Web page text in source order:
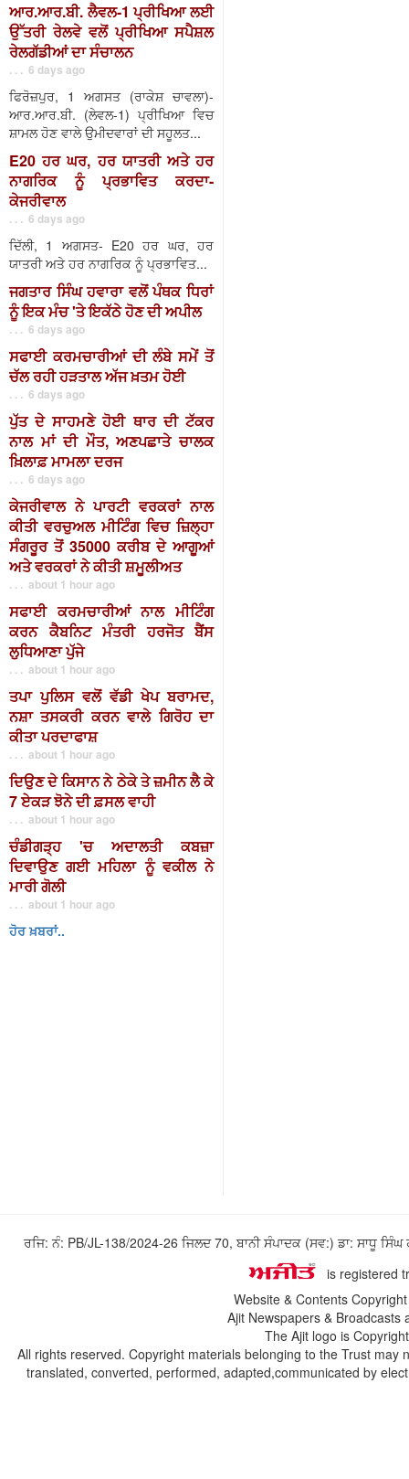
ਆਰ.ਆਰ.ਬੀ. ਲੈਵਲ-1 ਪ੍ਰੀਖਿਆ ਲਈ
ਉੱਤਰੀ ਰੇਲਵੇ ਵਲੋਂ ਪ੍ਰੀਖਿਆ ਸਪੈਸ਼ਲ
ਰੇਲਗੱਡੀਆਂ ਦਾ ਸੰਚਾਲਨ
. . . 6 days ago
ਫਿਰੋਜ਼ਪੁਰ, 1 ਅਗਸਤ (ਰਾਕੇਸ਼ ਚਾਵਲਾ)-
ਆਰ.ਆਰ.ਬੀ. (ਲੇਵਲ-1) ਪ੍ਰੀਖਿਆ ਵਿਚ
ਸ਼ਾਮਲ ਹੋਣ ਵਾਲੇ ਉਮੀਦਵਾਰਾਂ ਦੀ ਸਹੂਲਤ...
E20 ਹਰ ਘਰ, ਹਰ ਯਾਤਰੀ ਅਤੇ ਹਰ
ਨਾਗਰਿਕ ਨੂੰ ਪ੍ਰਭਾਵਿਤ ਕਰਦਾ-
ਕੇਜਰੀਵਾਲ
. . . 6 days ago
ਦਿੱਲੀ, 1 ਅਗਸਤ- E20 ਹਰ ਘਰ, ਹਰ
ਯਾਤਰੀ ਅਤੇ ਹਰ ਨਾਗਰਿਕ ਨੂੰ ਪ੍ਰਭਾਵਿਤ...
ਜਗਤਾਰ ਸਿੰਘ ਹਵਾਰਾ ਵਲੋਂ ਪੰਥਕ ਧਿਰਾਂ
ਨੂੰ ਇਕ ਮੰਚ 'ਤੇ ਇਕੱਠੇ ਹੋਣ ਦੀ ਅਪੀਲ
. . . 6 days ago
ਸਫਾਈ ਕਰਮਚਾਰੀਆਂ ਦੀ ਲੰਬੇ ਸਮੇਂ ਤੋਂ
ਚੱਲ ਰਹੀ ਹੜਤਾਲ ਅੱਜ ਖ਼ਤਮ ਹੋਈ
. . . 6 days ago
ਪੁੱਤ ਦੇ ਸਾਹਮਣੇ ਹੋਈ ਥਾਰ ਦੀ ਟੱਕਰ
ਨਾਲ ਮਾਂ ਦੀ ਮੌਤ, ਅਣਪਛਾਤੇ ਚਾਲਕ
ਖ਼ਿਲਾਫ਼ ਮਾਮਲਾ ਦਰਜ
. . . 6 days ago
ਕੇਜਰੀਵਾਲ ਨੇ ਪਾਰਟੀ ਵਰਕਰਾਂ ਨਾਲ
ਕੀਤੀ ਵਰਚੁਅਲ ਮੀਟਿੰਗ ਵਿਚ ਜ਼ਿਲ੍ਹਾ
ਸੰਗਰੂਰ ਤੋਂ 35000 ਕਰੀਬ ਦੇ ਆਗੂਆਂ
ਅਤੇ ਵਰਕਰਾਂ ਨੇ ਕੀਤੀ ਸ਼ਮੂਲੀਅਤ
. . . about 1 hour ago
ਸਫਾਈ ਕਰਮਚਾਰੀਆਂ ਨਾਲ ਮੀਟਿੰਗ
ਕਰਨ ਕੈਬਨਿਟ ਮੰਤਰੀ ਹਰਜੋਤ ਬੈਂਸ
ਲੁਧਿਆਣਾ ਪੁੱਜੇ
. . . about 1 hour ago
ਤਪਾ ਪੁਲਿਸ ਵਲੋਂ ਵੱਡੀ ਖੇਪ ਬਰਾਮਦ,
ਨਸ਼ਾ ਤਸਕਰੀ ਕਰਨ ਵਾਲੇ ਗਿਰੋਹ ਦਾ
ਕੀਤਾ ਪਰਦਾਫਾਸ਼
. . . about 1 hour ago
ਦਿਉਣ ਦੇ ਕਿਸਾਨ ਨੇ ਠੇਕੇ ਤੇ ਜ਼ਮੀਨ ਲੈ ਕੇ
7 ਏਕੜ ਝੋਨੇ ਦੀ ਫ਼ਸਲ ਵਾਹੀ
. . . about 1 hour ago
ਚੰਡੀਗੜ੍ਹ 'ਚ ਅਦਾਲਤੀ ਕਬਜ਼ਾ
ਦਿਵਾਉਣ ਗਈ ਮਹਿਲਾ ਨੂੰ ਵਕੀਲ ਨੇ
ਮਾਰੀ ਗੋਲੀ
. . . about 1 hour ago
ਹੋਰ ਖ਼ਬਰਾਂ..
ਰਜਿ: ਨੰ: PB/JL-138/2024-26 ਜਿਲਦ 70, ਬਾਨੀ ਸੰਪਾਦਕ (ਸਵ:) ਡਾ: ਸਾਧੂ
is registered
Website & Contents
Ajit Newspapers &
The Ajit logo is
All rights reserved. Copyright materials belonging to the Trust
translated, converted, performed, adapted,communicated by